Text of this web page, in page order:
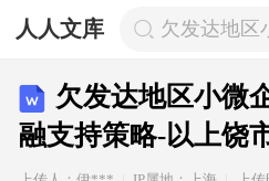
人人文库 欠发达地区
欠发达地区小微
融支持策略-以上饶